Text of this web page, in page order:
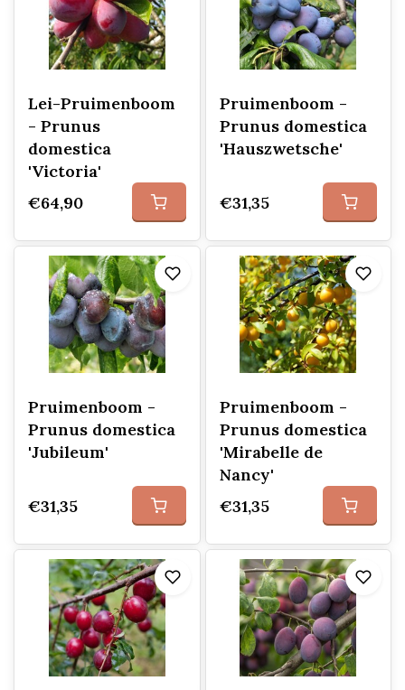
Lei-Pruimenboom
- Prunus
domestica
'Victoria'
€64,90
Pruimenboom -
Prunus domestica
'Hauszwetsche'
€31,35
Pruimenboom -
Prunus domestica
'Jubileum'
€31,35
Pruimenboom -
Prunus domestica
'Mirabelle de
Nancy'
€31,35